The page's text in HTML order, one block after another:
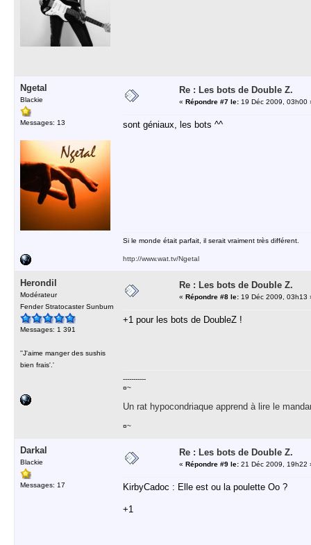
Ngetal
Blackie
Messages: 13
Re : Les bots de Double Z.
« Répondre #7 le: 19 Déc 2009, 03h00
sont géniaux, les bots ^^
Si le monde était parfait, il serait vraiment très différent.
http://www.wat.tv/Ngetal
Herondil
Modérateur
Fender Stratocaster Sunburn
Messages: 1 391
''J'aime manger des sushis
bien frais'.'
Re : Les bots de Double Z.
« Répondre #8 le: 19 Déc 2009, 03h13
+1 pour les bots de DoubleZ !
-----------
¤~
Un rat hypocondriaque apprend à lire le
¤~
Darkal
Blackie
Messages: 17
Re : Les bots de Double Z.
« Répondre #9 le: 21 Déc 2009, 19h22
KirbyCadoc : Elle est ou la poulette Oo ?
+1